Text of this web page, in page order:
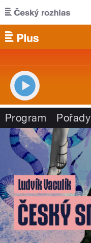
Přejít k hlavnímu obsahu
Program Pořady